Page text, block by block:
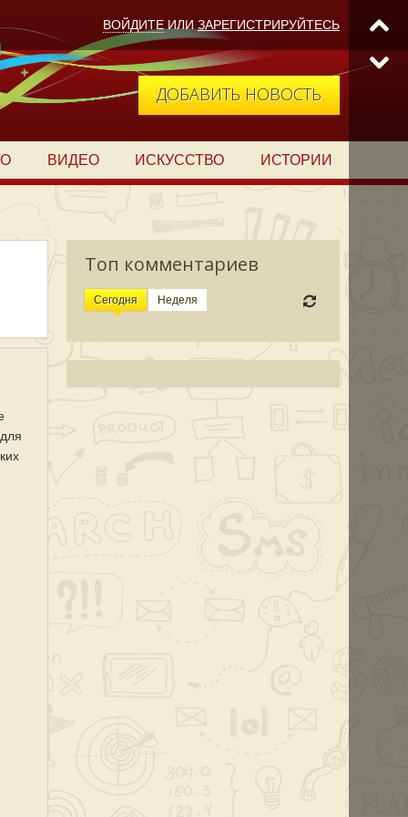
ВОЙДИТЕ ИЛИ ЗАРЕГИСТРИРУЙТЕСЬ
ДОБАВИТЬ НОВОСТЬ
ВИДЕО ИСКУССТВО ИСТОРИИ
Топ комментариев
Сегодня Неделя